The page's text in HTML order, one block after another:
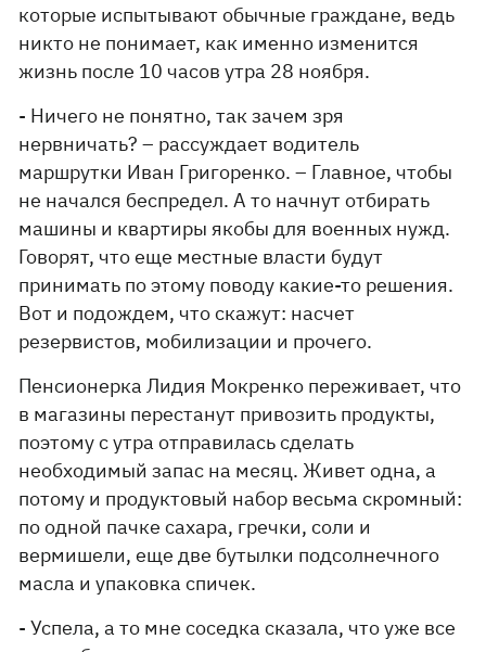
которые испытывают обычные граждане, ведь
никто не понимает, как именно изменится
жизнь после 10 часов утра 28 ноября.
- Ничего не понятно, так зачем зря
нервничать? – рассуждает водитель
маршрутки Иван Григоренко. – Главное, чтобы
не начался беспредел. А то начнут отбирать
машины и квартиры якобы для военных нужд.
Говорят, что еще местные власти будут
принимать по этому поводу какие-то решения.
Вот и подождем, что скажут: насчет
резервистов, мобилизации и прочего.
Пенсионерка Лидия Мокренко переживает, что
в магазины перестанут привозить продукты,
поэтому с утра отправилась сделать
необходимый запас на месяц. Живет одна, а
потому и продуктовый набор весьма скромный:
по одной пачке сахара, гречки, соли и
вермишели, еще две бутылки подсолнечного
масла и упаковка спичек.
- Успела, а то мне соседка сказала, что уже все